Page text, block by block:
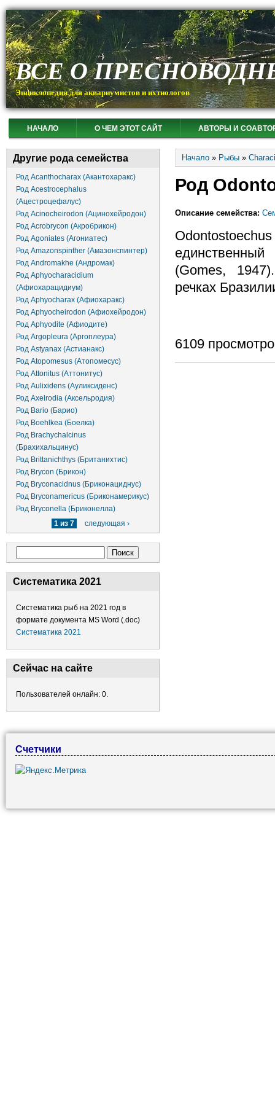
ВСЕ О
Энциклопедия для аквариумистов и ихтиологов
НАЧАЛО О ЧЕМ ЭТОТ САЙТ АВТОРЫ И
Другие рода семейства
Род Acanthocharax (Акантохаракс)
Род Acestrocephalus
(Ацестроцефалус)
Род Acinocheirodon (Ацинохейродон)
Род Acrobrycon (Акробрикон)
Род Agoniates (Агониатес)
Род Amazonspinther (Амазонспинтер)
Род Andromakhe (Андромак)
Род Aphyocharacidium
(Афиохарацидиум)
Род Aphyocharax (Афиохаракс)
Род Aphyocheirodon (Афиохейродон)
Род Aphyodite (Афиодите)
Род Argopleura (Аргоплеура)
Род Astyanax (Астианакс)
Род Atopomesus (Атопомесус)
Род Attonitus (Аттонитус)
Род Aulixidens (Ауликсиденс)
Род Axelrodia (Аксельродия)
Род Bario (Барио)
Род Boehlkea (Боелка)
Род Brachychalcinus
(Брахихальцинус)
Род Brittanichthys (Британихтис)
Род Brycon (Брикон)
Род Bryconacidnus (Бриконациднус)
Род Bryconamericus (Бриконамерикус)
Род Bryconella (Бриконелла)
1 из 7
следующая ›
Систематика 2021
Систематика рыб на 2021 год в
формате документа MS Word (.doc)
Систематика 2021
Сейчас на сайте
Пользователей онлайн: 0.
Вы здесь
Начало » Рыбы »
Род
Описание семейства:
(Gomes,
речках
6109
Счетчики